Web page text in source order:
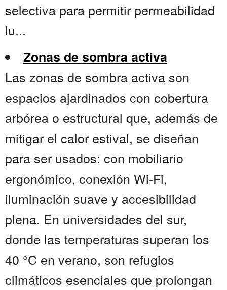
selectiva para permitir permeabilidad
lu...
Zonas de sombra activa
Las zonas de sombra activa son
espacios ajardinados con cobertura
arbórea o estructural que, además de
mitigar el calor estival, se diseñan
para ser usados: con mobiliario
ergonómico, conexión Wi-Fi,
iluminación suave y accesibilidad
plena. En universidades del sur,
donde las temperaturas superan los
40 °C en verano, son refugios
climáticos esenciales que prolongan